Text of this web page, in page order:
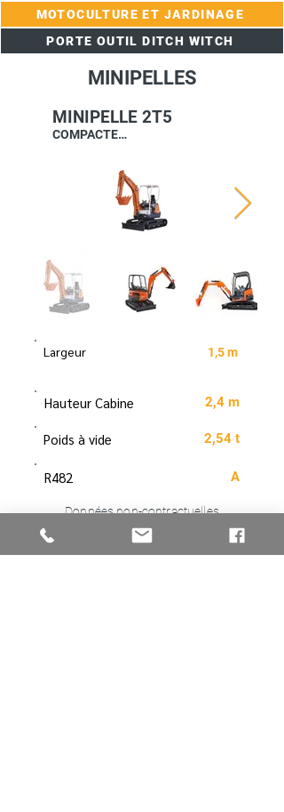
MOTOCULTURE ET JARDINAGE
PORTE OUTIL DITCH WITCH
MINIPELLES
MINIPELLE 2T5
COMPACTE…
1,5 m
Largeur
Hauteur Cabine 2,4 m
Poids à vide 2,54 t
R482 A
Télécharger la fiche
Données non-contractuelles